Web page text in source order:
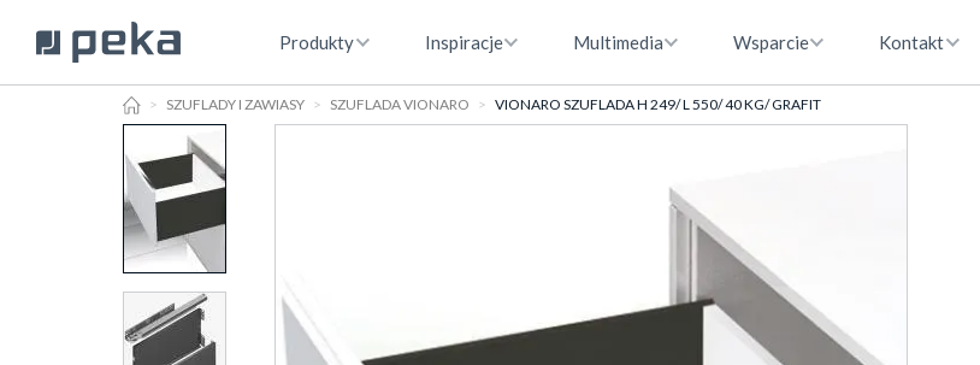
Produkty Inspiracje Multimedia Wsparcie Kontakt
HOMESZUFLADY I ZAWIASY SZUFLADA VIONARO VIONARO SZUFLADA H 249/ L 550/ 40 KG/ GRAFIT